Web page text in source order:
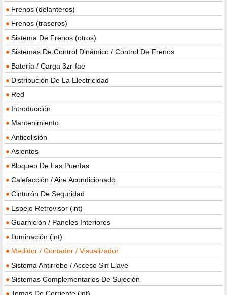
Frenos (delanteros)
Frenos (traseros)
Sistema De Frenos (otros)
Sistemas De Control Dinámico / Control De Frenos
Batería / Carga 3zr-fae
Distribución De La Electricidad
Red
Introducción
Mantenimiento
Anticolisión
Asientos
Bloqueo De Las Puertas
Calefacción / Aire Acondicionado
Cinturón De Seguridad
Espejo Retrovisor (int)
Guarnición / Paneles Interiores
Iluminación (int)
Medidor / Contador / Visualizador
Sistema Antirrobo / Acceso Sin Llave
Sistemas Complementarios De Sujeción